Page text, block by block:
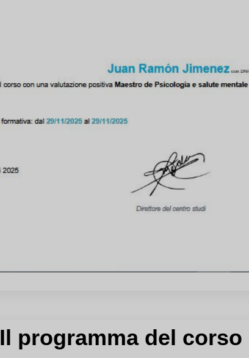
Il programma del